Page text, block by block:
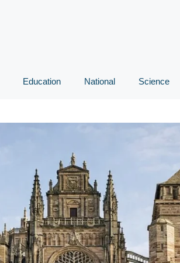
Education National Science